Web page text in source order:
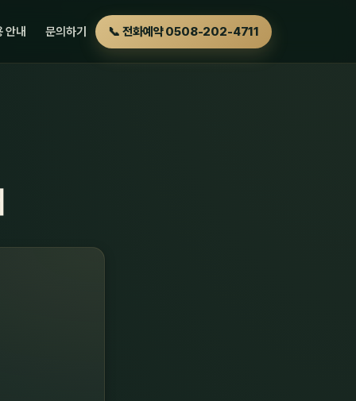
안내 문의하기 📞 전화예약 0508-202-4711